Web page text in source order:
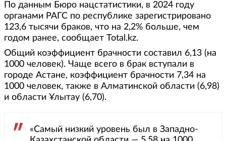
По данным Бюро нацстатистики, в 2024 году
органами РАГС по республике зарегистрировано
123,6 тысячи браков, что на 2,2% больше, чем
годом ранее, сообщает Total.kz.
Общий коэффициент брачности составил 6,13 (на
1000 человек). Чаще всего в брак вступали в
городе Астане, коэффициент брачности 7,34 на
1000 человек, также в Алматинской области (6,98)
и области Ұлытау (6,70).
«Самый низкий уровень был в Западно-